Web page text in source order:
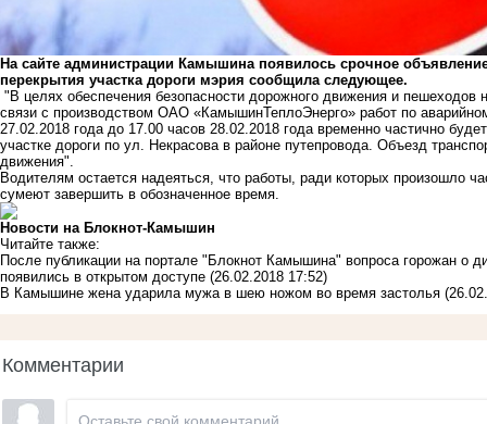
На сайте администрации Камышина появилось срочное
перекрытия участка дороги мэрия сообщила следующее.
"В целях обеспечения безопасности дорожного движения и пешеходов
связи с производством ОАО «КамышинТеплоЭнерго» работ по
27.02.2018 года до 17.00 часов 28.02.2018 года временно частично
участке дороги по ул. Некрасова в районе путепровода. Объезд
движения".
Водителям остается надеяться, что работы, ради которых произошло
сумеют завершить в обозначенное время.
Новости на Блoкнoт-Камышин
Читайте также:
После публикации на портале "Блокнот Камышина" вопроса горожан о
появились в открытом доступе (26.02.2018 17:52)
В Камышине жена ударила мужа в шею ножом во время застолья
Комментарии